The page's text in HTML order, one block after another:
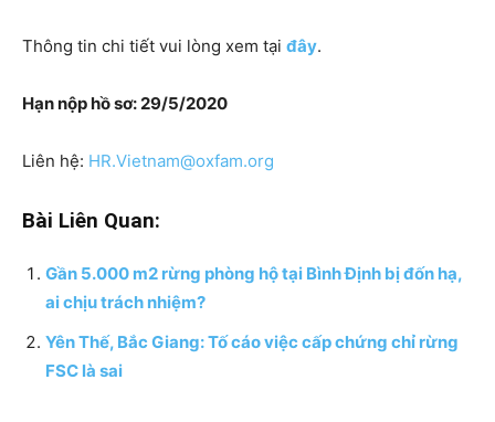
Thông tin chi tiết vui lòng xem tại đây.
Hạn nộp hồ sơ: 29/5/2020
Liên hệ: HR.Vietnam@oxfam.org
Bài Liên Quan:
Gần 5.000 m2 rừng phòng hộ tại Bình Định bị đốn hạ,
ai chịu trách nhiệm?
Yên Thế, Bắc Giang: Tố cáo việc cấp chứng chỉ rừng
FSC là sai